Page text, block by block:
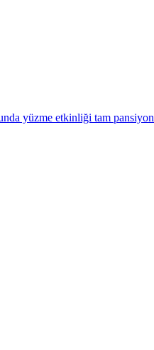
yüzme etkinliği tam pansiyon